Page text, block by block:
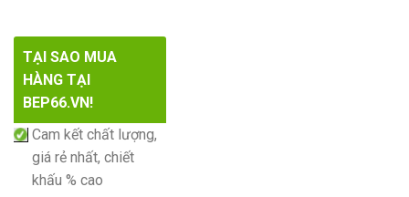
TẠI SAO MUA
HÀNG TẠI
BEP66.VN!
Cam kết chất lượng,
giá rẻ nhất, chiết
khấu % cao